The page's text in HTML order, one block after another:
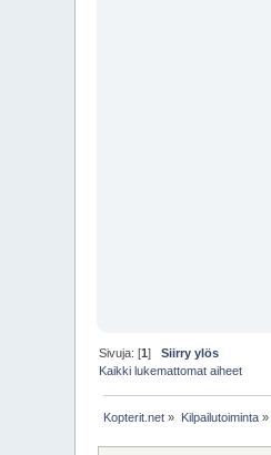
Sivuja: [1]Siirry ylös
Kaikki lukemattomat aiheet
Kopterit.net » Kilpailutoiminta»